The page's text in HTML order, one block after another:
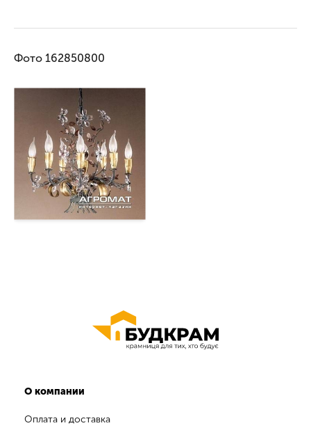
Фото 162850800
О компании
Оплата и доставка